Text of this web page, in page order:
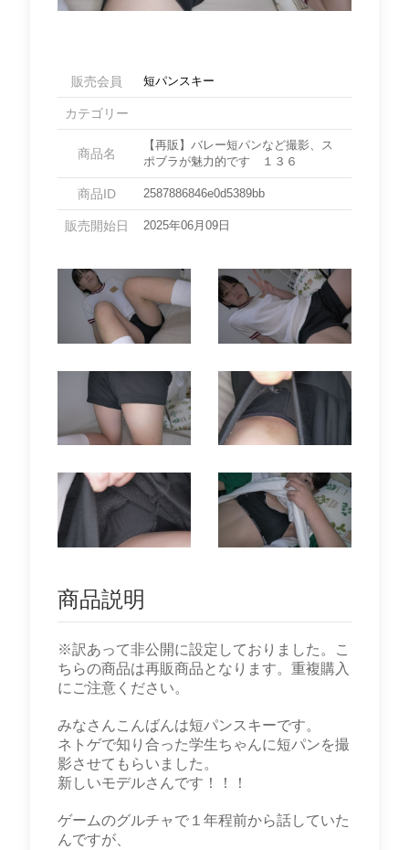
販売会員 短パンスキー
カテゴリー
商品名
【再販】バレー短パンなど撮影、ス
ポブラが魅力的です １３６
商品ID 2587886846e0d5389bb
販売開始日 2025年06月09日
商品説明
※訳あって非公開に設定しておりました。こ
ちらの商品は再販商品となります。重複購入
にご注意ください。
みなさんこんばんは短パンスキーです。
ネトゲで知り合った学生ちゃんに短パンを撮
影させてもらいました。
新しいモデルさんです！！！
ゲームのグルチャで１年程前から話していた
んですが、